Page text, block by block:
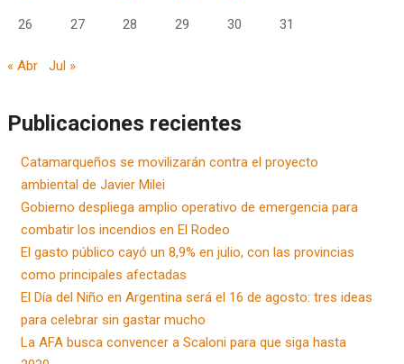
26 27 28 29 30 31
« Abr Jul »
Publicaciones recientes
Catamarqueños se movilizarán contra el proyecto
ambiental de Javier Milei
Gobierno despliega amplio operativo de emergencia para
combatir los incendios en El Rodeo
El gasto público cayó un 8,9% en julio, con las provincias
como principales afectadas
El Día del Niño en Argentina será el 16 de agosto: tres ideas
para celebrar sin gastar mucho
La AFA busca convencer a Scaloni para que siga hasta